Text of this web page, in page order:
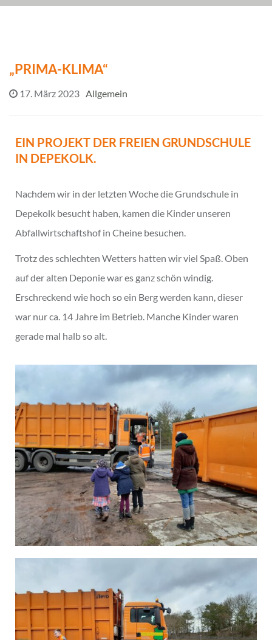
„PRIMA-KLIMA“
17. März 2023 Allgemein
EIN PROJEKT DER FREIEN GRUNDSCHULE
IN DEPEKOLK.
Nachdem wir in der letzten Woche die Grundschule in
Depekolk besucht haben, kamen die Kinder unseren
Abfallwirtschaftshof in Cheine besuchen.
Trotz des schlechten Wetters hatten wir viel Spaß. Oben
auf der alten Deponie war es ganz schön windig.
Erschreckend wie hoch so ein Berg werden kann, dieser
war nur ca. 14 Jahre im Betrieb. Manche Kinder waren
gerade mal halb so alt.